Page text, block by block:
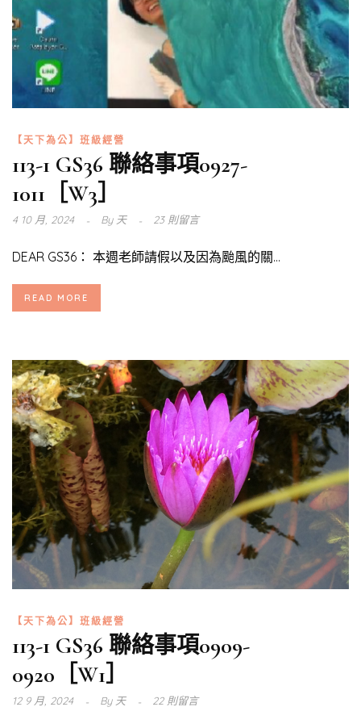
【天下為公】班級經營
113-1 GS36 聯絡事項0927-
1011［W3］
4 10 月, 2024 By天 23 則留言
DEAR GS36： 本週老師請假以及因為颱風的關...
READ MORE
【天下為公】班級經營
113-1 GS36 聯絡事項0909-
0920［W1］
12 9 月, 2024 By天 22 則留言